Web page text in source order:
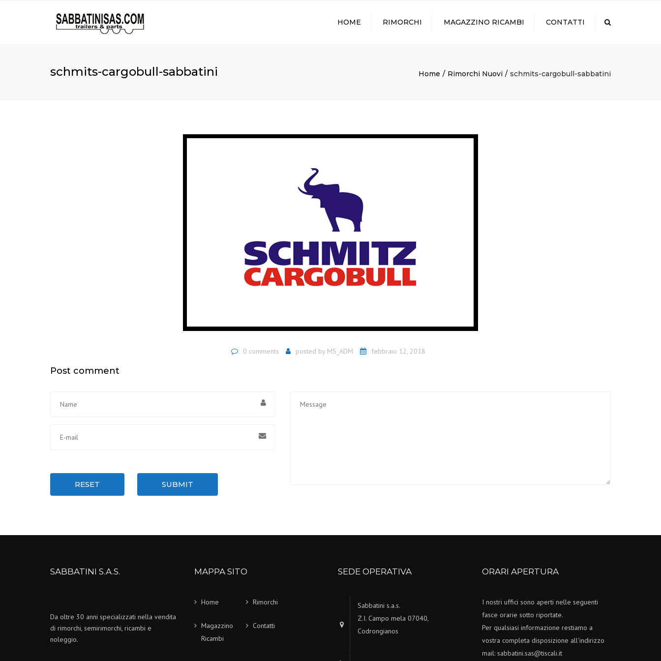
HOME RIMORCHI MAGAZZINO RICAMBI CONTATTI
schmits-cargobull-sabbatini Home Rimorchi Nuovi schmits-cargobull-sabbatini
0 comments posted by MS_ADM febbraio 12, 2018
Post comment
RESET SUBMIT
SABBATINI S.A.S.
Da oltre 30 anni specializzati nella vendita
di rimorchi, semirimorchi, ricambi e
noleggio.
MAPPA SITO
Home Rimorchi
Magazzino
Ricambi
Contatti
SEDE OPERATIVA
Sabbatini s.a.s.
Z.I. Campo mela 07040,
Codrongianos
ORARI APERTURA
I nostri uffici sono aperti nelle seguenti
fasce orarie sotto riportate.
Per qualsiasi informazione restiamo a
vostra completa disposizione all'indirizzo
mail: sabbatini.sas@tiscali.it